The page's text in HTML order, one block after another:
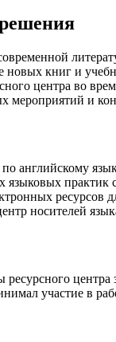
новых книг и
центра во
мероприятий и
английскому
практик
ресурсов
носителей
ресурсного центра
участие в